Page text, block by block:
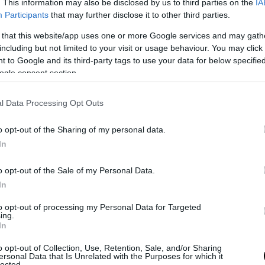
This information may also be disclosed by us to third parties on the
Participants that may further disclose it to other third parties.
that this website/app uses one or more Google services and may
but not limited to your visit or usage behaviour. You may
to Google and its third-party tags to use your data for below
consent section.
Data Processing Opt Outs
opt-out of the Sharing of my personal data.
opt-out of the Sale of my Personal Data.
opt-out of processing my Personal Data for Targeted
opt-out of Collection, Use, Retention, Sale, and/or Sharing
Data that Is Unrelated with the Purposes for which it
ξύσμα και τον χυμό πορτοκαλιού, τη
Ανακατέψτε το μείγμα και μοιράστε
το σε θήκες για μάφιν, αφού τις
βουτυρώσετε και τις αλευρώσετε.
Πασπαλίστε την επιφάνεια με το
προθερμασμένο φούρνο στους